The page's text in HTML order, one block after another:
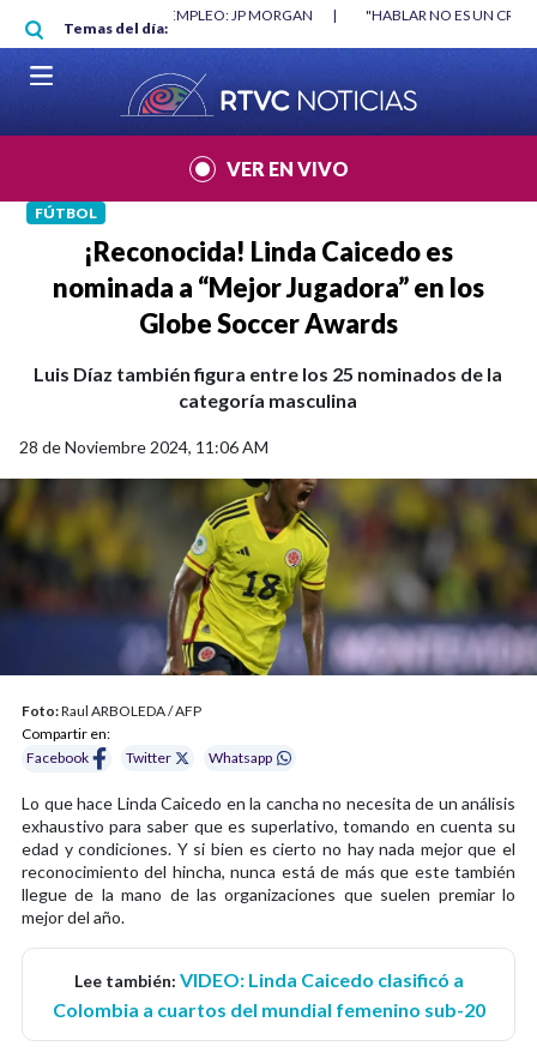
Pasar al contenido principal
Temas del día:
MÍNIMO NO DESTRUYÓ EMPLEO: JP MORGAN |
"HABLAR NO ES UN
MUNDIAL 2026
|
VER EN VIVO
FÚTBOL
¡Reconocida! Linda Caicedo es
nominada a “Mejor Jugadora” en los
Globe Soccer Awards
Luis Díaz también figura entre los 25 nominados de la
categoría masculina
28 de Noviembre 2024, 11:06 AM
Foto:Raul ARBOLEDA / AFP
Compartir en:
Facebook
Twitter Whatsapp
Lo que hace Linda Caicedo en la cancha no necesita de un análisis
exhaustivo para saber que es superlativo, tomando en cuenta su
edad y condiciones. Y si bien es cierto no hay nada mejor que el
reconocimiento del hincha, nunca está de más que este también
llegue de la mano de las organizaciones que suelen premiar lo
mejor del año.
Lee también: VIDEO: Linda Caicedo clasificó a
Colombia a cuartos del mundial femenino sub-20